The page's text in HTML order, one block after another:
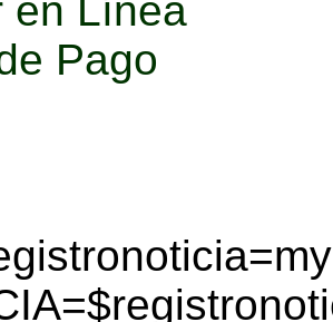
en Línea
Pago